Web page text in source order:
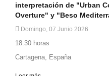
interpretación de "Urban
Overture" y "Beso
Domingo, 07 Junio 2026
18.30 horas
Cartagena, España